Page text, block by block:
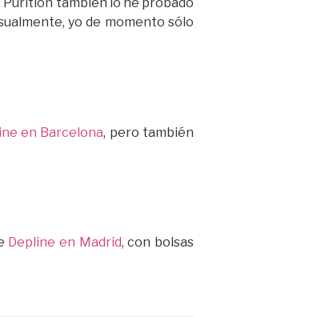
yo de momento sólo
en Barcelona, pero también
Depline en Madrid, con bolsas